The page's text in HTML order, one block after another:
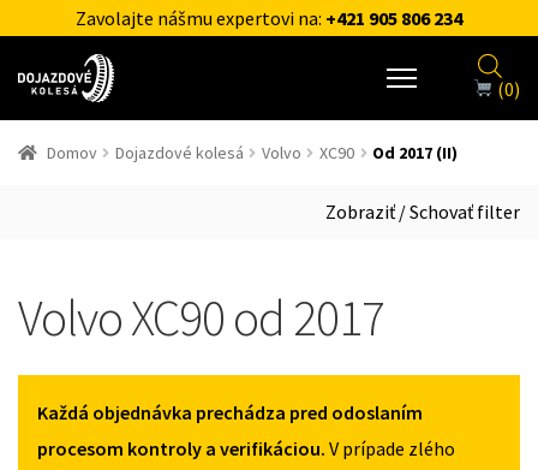
Zavolajte nášmu expertovi na: +421 905 806 234
(0)
Domov Dojazdové kolesá Volvo XC90 Od 2017 (II)
Zobraziť / Schovať filter
Volvo XC90 od 2017
Každá objednávka prechádza pred odoslaním
procesom kontroly a verifikáciou. V prípade zlého